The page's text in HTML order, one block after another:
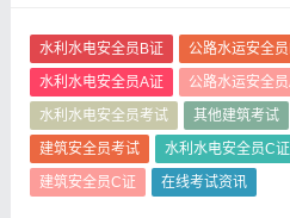
水利水电安全员B证 公路水运安全
水利水电安全员A证
公路水运安全
水利水电安全员考试
其他建筑考试
建筑安全员考试
水利水电安全员C证
建筑安全员C证
在线考试资讯